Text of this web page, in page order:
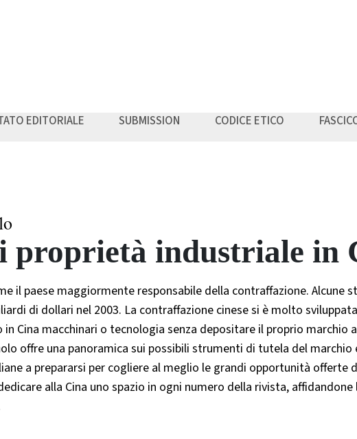
EDITORIALE SUBMISSION CODICE ETICO
industriale in
il paese maggiormente responsabile della contraffazione. Alcune
di dollari nel 2003. La contraffazione cinese si è molto
Cina macchinari o tecnologia senza depositare il proprio marchio
offre una panoramica sui possibili strumenti di tutela del
a prepararsi per cogliere al meglio le grandi opportunità offerte
alla Cina uno spazio in ogni numero della rivista, affidandone